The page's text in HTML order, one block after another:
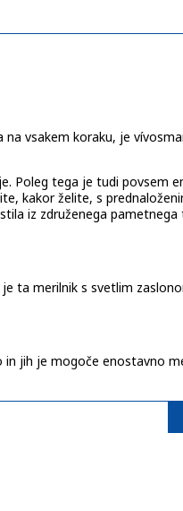
vsakem koraku, je
Poleg tega je tudi
kakor želite, s
iz združenega
ta merilnik s svetlim
jih je mogoče enostavno
ki zagotavlja